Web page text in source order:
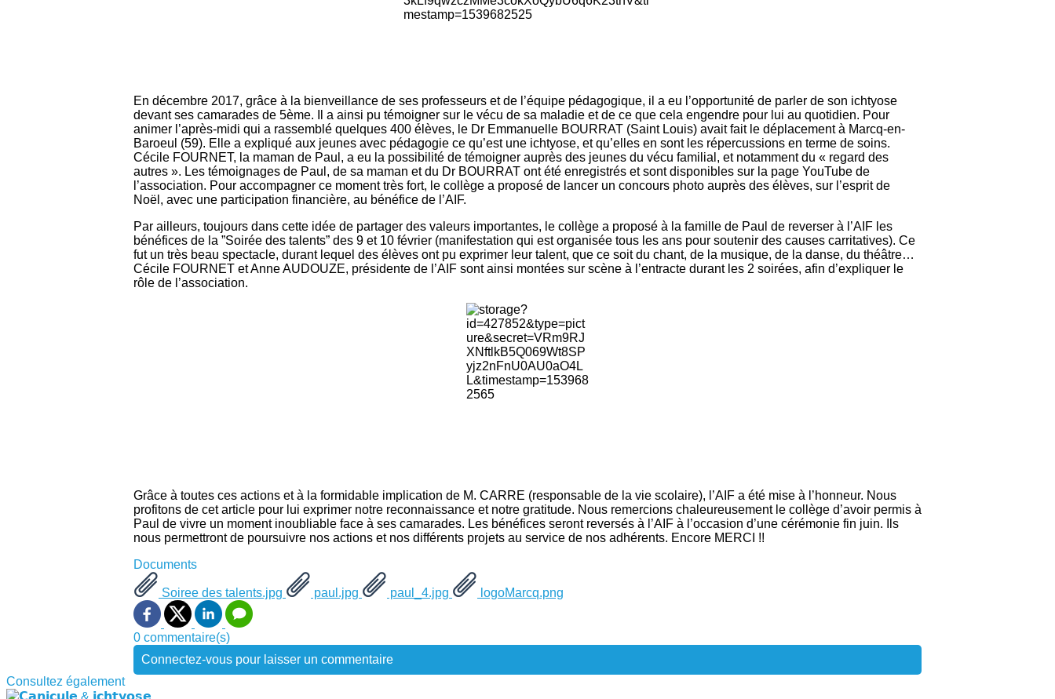
En décembre 2017, grâce à la bienveillance de ses professeurs et de l’équipe pédagogique, il a eu l’opportunité de parler de son ichtyose
devant ses camarades de 5ème. Il a ainsi pu témoigner sur le vécu de sa maladie et de ce que cela engendre pour lui au quotidien. Pour
animer l’après-midi qui a rassemblé quelques 400 élèves, le Dr Emmanuelle BOURRAT (Saint Louis) avait fait le déplacement à Marcq-en-
Baroeul (59). Elle a expliqué aux jeunes avec pédagogie ce qu’est une ichtyose, et qu’elles en sont les répercussions en terme de soins.
Cécile FOURNET, la maman de Paul, a eu la possibilité de témoigner auprès des jeunes du vécu familial, et notamment du « regard des
autres ». Les témoignages de Paul, de sa maman et du Dr BOURRAT ont été enregistrés et sont disponibles sur la page YouTube de
l’association. Pour accompagner ce moment très fort, le collège a proposé de lancer un concours photo auprès des élèves, sur l’esprit de
Noël, avec une participation financière, au bénéfice de l’AIF.
Par ailleurs, toujours dans cette idée de partager des valeurs importantes, le collège a proposé à la famille de Paul de reverser à l’AIF les
bénéfices de la ”Soirée des talents” des 9 et 10 février (manifestation qui est organisée tous les ans pour soutenir des causes carritatives). Ce
fut un très beau spectacle, durant lequel des élèves ont pu exprimer leur talent, que ce soit du chant, de la musique, de la danse, du théâtre…
Cécile FOURNET et Anne AUDOUZE, présidente de l’AIF sont ainsi montées sur scène à l’entracte durant les 2 soirées, afin d’expliquer le
rôle de l’association.
Grâce à toutes ces actions et à la formidable implication de M. CARRE (responsable de la vie scolaire), l’AIF a été mise à l’honneur. Nous
profitons de cet article pour lui exprimer notre reconnaissance et notre gratitude. Nous remercions chaleureusement le collège d’avoir permis à
Paul de vivre un moment inoubliable face à ses camarades. Les bénéfices seront reversés à l’AIF à l’occasion d’une cérémonie fin juin. Ils
nous permettront de poursuivre nos actions et nos différents projets au service de nos adhérents. Encore MERCI !!
Documents
Soiree des talents.jpg paul.jpg paul_4.jpg logoMarcq.png
0 commentaire(s)
Connectez-vous pour laisser un commentaire
Consultez également